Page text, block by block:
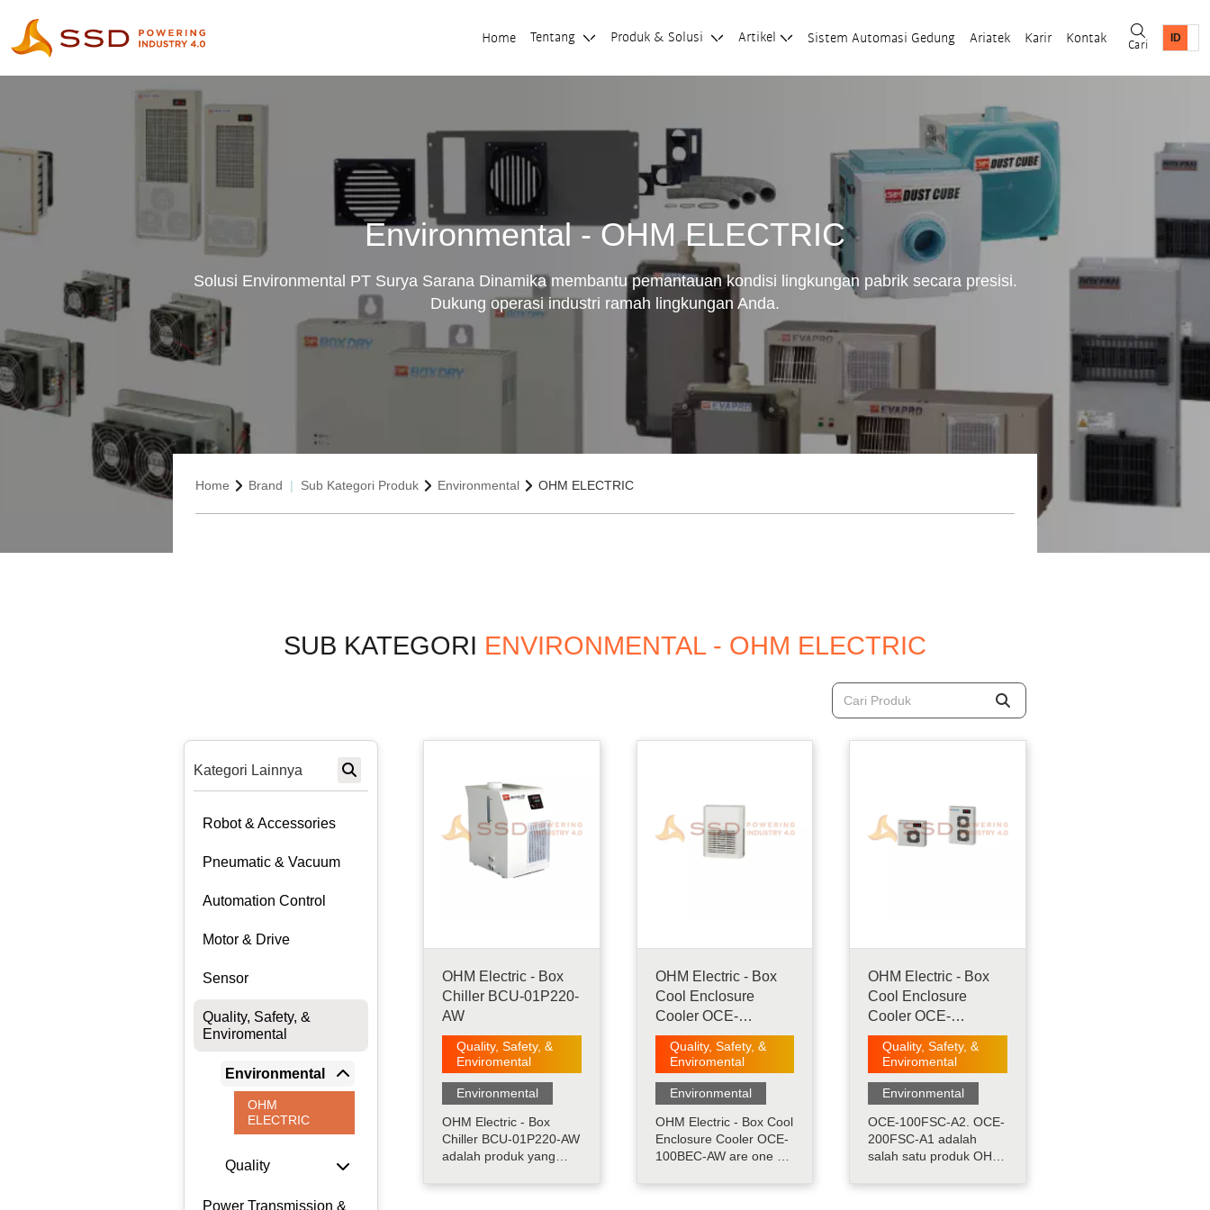
Home Tentang Produk & Solusi Artikel Sistem Automasi Gedung Ariatek Karir Kontak Cari
Environmental - OHM ELECTRIC
Solusi Environmental PT Surya Sarana Dinamika membantu pemantauan kondisi lingkungan pabrik secara presisi.
Dukung operasi industri ramah lingkungan Anda.
Home Brand Sub Kategori Produk Environmental OHM ELECTRIC
SUB KATEGORI ENVIRONMENTAL - OHM ELECTRIC
Kategori Lainnya
Robot & Accessories
Pneumatic & Vacuum
Automation Control
Motor & Drive
Sensor
Quality, Safety, &
Enviromental
Environmental
OHM
ELECTRIC
Quality
Power Transmission &
OHM Electric - Box
Chiller BCU-01P220-
AW
Quality, Safety, &
Enviromental
Environmental
OHM Electric - Box
Chiller BCU-01P220-AW
adalah produk yang
menjaga benda pada
OHM Electric - Box
Cool Enclosure
Cooler OCE-
100BEC-AW
Quality, Safety, &
Enviromental
Environmental
OHM Electric - Box Cool
Enclosure Cooler OCE-
100BEC-AW are one of
Peltier-used cooling
OHM Electric - Box
Cool Enclosure
Cooler OCE-
100FSC-A1. OCE-
100FSC-A2. OCE-
200FSC-A1
Quality, Safety, &
Enviromental
Environmental
OCE-100FSC-A2. OCE-
200FSC-A1 adalah
salah satu produk OHM.
pendinginan yang